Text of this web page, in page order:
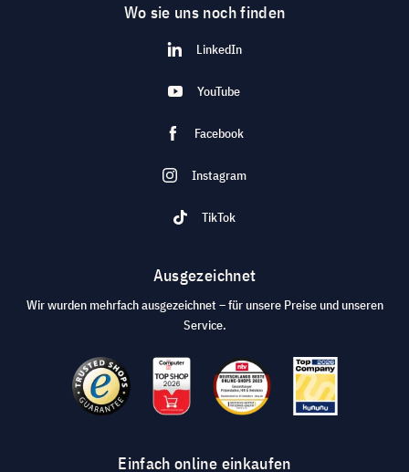
Wo sie uns noch finden
LinkedIn
YouTube
Facebook
Instagram
TikTok
Ausgezeichnet
Wir wurden mehrfach ausgezeichnet – für unsere Preise und unseren
Service.
Einfach online einkaufen